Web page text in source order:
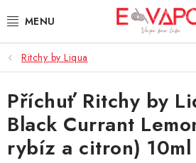
na
3D TISK
TIPY ZA DOBROU CENU
AROMATA A PŘÍCHUTĚ
Ritchy by Liqua
Příchuť Ritchy by
Black Currant
rybíz a citron) 10ml